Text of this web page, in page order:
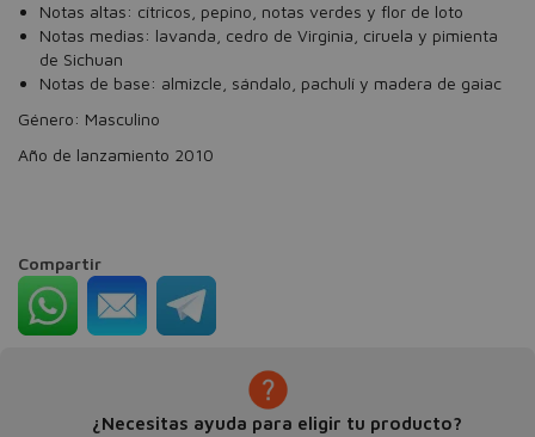
Notas altas: cítricos, pepino, notas verdes y flor de loto
Notas medias: lavanda, cedro de Virginia, ciruela y pimienta
de Sichuan
Notas de base: almizcle, sándalo, pachulí y madera de gaiac
Género: Masculino
Año de lanzamiento 2010
Compartir
¿Necesitas ayuda para eligir tu producto?